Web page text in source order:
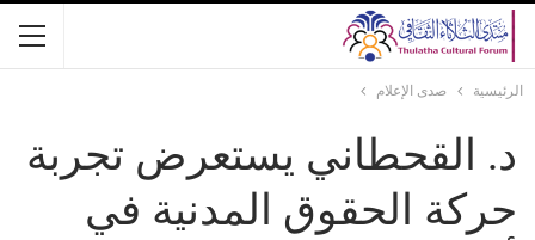
الرئيسية صدى الإعلام
د. القحطاني يستعرض تجربة
حركة الحقوق المدنية في